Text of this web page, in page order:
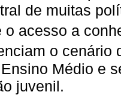
de muitas
o acesso a
o cenário
Médio e
juvenil.